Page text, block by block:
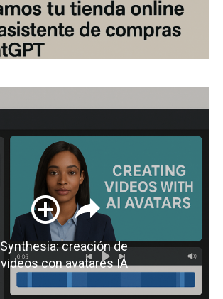
Synthesia: creación de
videos con avatares IA